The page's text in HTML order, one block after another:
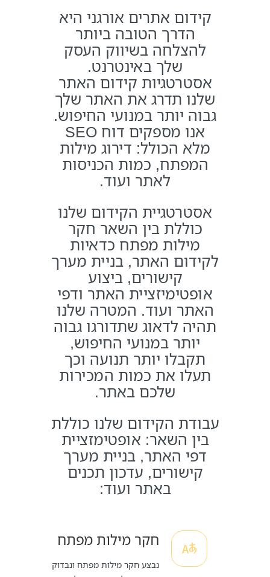
קידום אתרים אורגני היא
הדרך הטובה ביותר
להצלחה בשיווק העסק
שלך באינטרנט.
אסטרטגיות קידום האתר
שלנו תדרג את האתר שלך
גבוה יותר במנועי החיפוש.
אנו מספקים דוח SEO
מלא הכולל: דירוג מילות
המפתח, כמות הכניסות
לאתר ועוד.
אסטרטגיית הקידום שלנו
כוללת בין השאר חקר
מילות מפתח כדאיות
לקידום האתר, בניית מערך
קישורים, ביצוע
אופטימיזציית האתר ודפי
האתר ועוד. המטרה שלנו
תהיה לדאוג שתדורגו גבוה
יותר במנועי החיפוש,
תקבלו יותר תנועה וכך
תעלו את כמות המכירות
שלכם באתר.
עבודת הקידום שלנו כוללת
בין השאר: אופטימזציית
דפי האתר, בניית מערך
קישורים, עדכון תכנים
באתר ועוד:
חקר מילות מפתח
נבצע חקר מילות מפתח ונבדוק